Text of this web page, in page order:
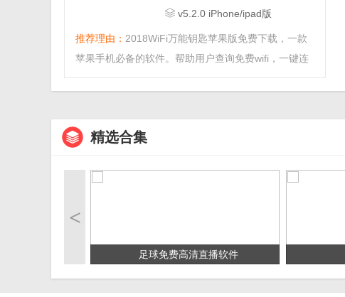
v5.2.0 iPhone/ipad版
推荐理由： 2018WiFi万能钥匙苹果版免费下载，一款
苹果手机必备的软件。帮助用户查询免费wifi，一键连
精选合集
<
足球免费高清直播软件